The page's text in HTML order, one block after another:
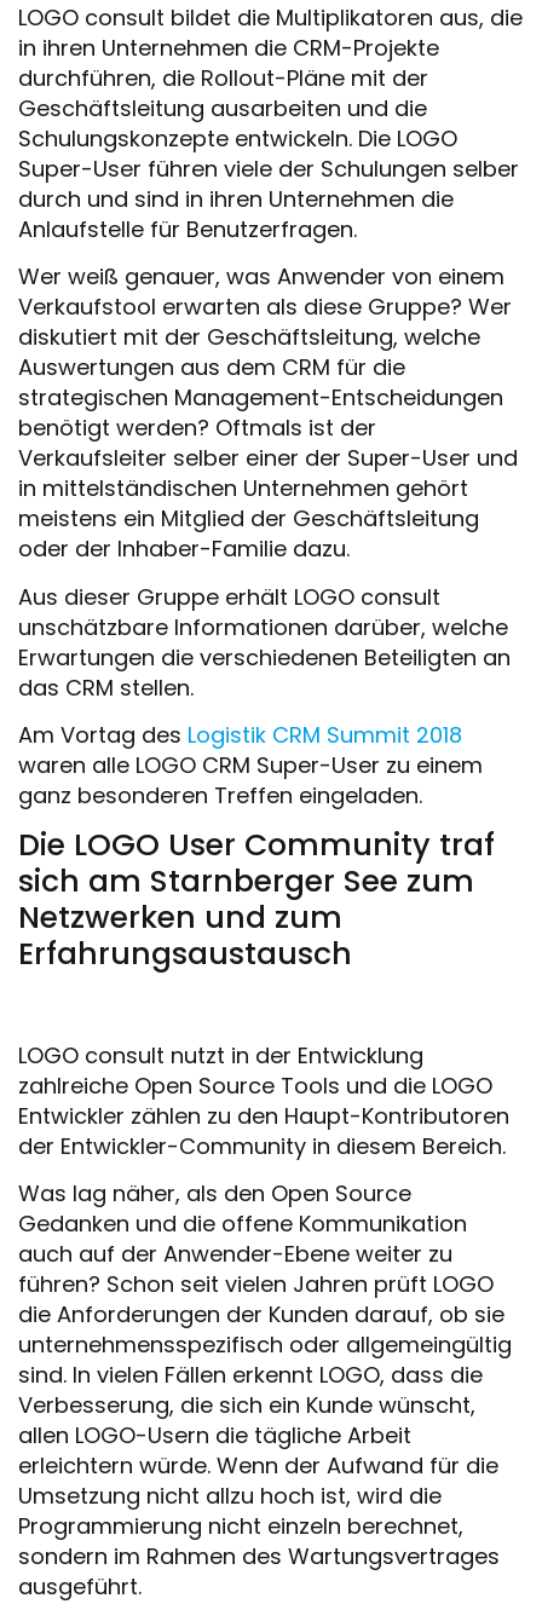
LOGO consult bildet die Multiplikatoren aus, die
in ihren Unternehmen die CRM-Projekte
durchführen, die Rollout-Pläne mit der
Geschäftsleitung ausarbeiten und die
Schulungskonzepte entwickeln. Die LOGO
Super-User führen viele der Schulungen selber
durch und sind in ihren Unternehmen die
Anlaufstelle für Benutzerfragen.
Wer weiß genauer, was Anwender von einem
Verkaufstool erwarten als diese Gruppe? Wer
diskutiert mit der Geschäftsleitung, welche
Auswertungen aus dem CRM für die
strategischen Management-Entscheidungen
benötigt werden? Oftmals ist der
Verkaufsleiter selber einer der Super-User und
in mittelständischen Unternehmen gehört
meistens ein Mitglied der Geschäftsleitung
oder der Inhaber-Familie dazu.
Aus dieser Gruppe erhält LOGO consult
unschätzbare Informationen darüber, welche
Erwartungen die verschiedenen Beteiligten an
das CRM stellen.
Am Vortag des Logistik CRM Summit 2018
waren alle LOGO CRM Super-User zu einem
ganz besonderen Treffen eingeladen.
Die LOGO User Community traf
sich am Starnberger See zum
Netzwerken und zum
Erfahrungsaustausch
LOGO consult nutzt in der Entwicklung
zahlreiche Open Source Tools und die LOGO
Entwickler zählen zu den Haupt-Kontributoren
der Entwickler-Community in diesem Bereich.
Was lag näher, als den Open Source
Gedanken und die offene Kommunikation
auch auf der Anwender-Ebene weiter zu
führen? Schon seit vielen Jahren prüft LOGO
die Anforderungen der Kunden darauf, ob sie
unternehmensspezifisch oder allgemeingültig
sind. In vielen Fällen erkennt LOGO, dass die
Verbesserung, die sich ein Kunde wünscht,
allen LOGO-Usern die tägliche Arbeit
erleichtern würde. Wenn der Aufwand für die
Umsetzung nicht allzu hoch ist, wird die
Programmierung nicht einzeln berechnet,
sondern im Rahmen des Wartungsvertrages
ausgeführt.